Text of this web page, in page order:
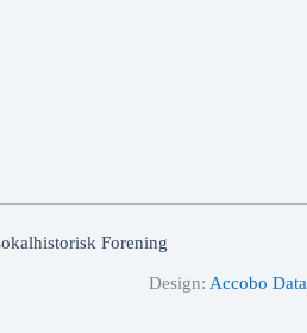
Forening
Design: Accobo Data